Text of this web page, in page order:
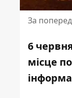
За
6
місце